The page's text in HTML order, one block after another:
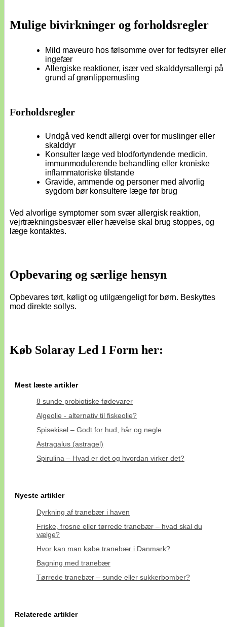
Mulige bivirkninger og forholdsregler
Mild maveuro hos følsomme over for fedtsyrer eller
ingefær
Allergiske reaktioner, især ved skalddyrsallergi på
grund af grønlippemusling
Forholdsregler
Undgå ved kendt allergi over for muslinger eller
skalddyr
Konsulter læge ved blodfortyndende medicin,
immunmodulerende behandling eller kroniske
inflammatoriske tilstande
Gravide, ammende og personer med alvorlig
sygdom bør konsultere læge før brug
Ved alvorlige symptomer som svær allergisk reaktion,
vejrtrækningsbesvær eller hævelse skal brug stoppes, og
læge kontaktes.
Opbevaring og særlige hensyn
Opbevares tørt, køligt og utilgængeligt for børn. Beskyttes
mod direkte sollys.
Køb Solaray Led I Form her:
Mest læste artikler
8 sunde probiotiske fødevarer
Algeolie - alternativ til fiskeolie?
Spisekisel – Godt for hud, hår og negle
Astragalus (astragel)
Spirulina – Hvad er det og hvordan virker det?
Nyeste artikler
Dyrkning af tranebær i haven
Friske, frosne eller tørrede tranebær – hvad skal du
vælge?
Hvor kan man købe tranebær i Danmark?
Bagning med tranebær
Tørrede tranebær – sunde eller sukkerbomber?
Relaterede artikler